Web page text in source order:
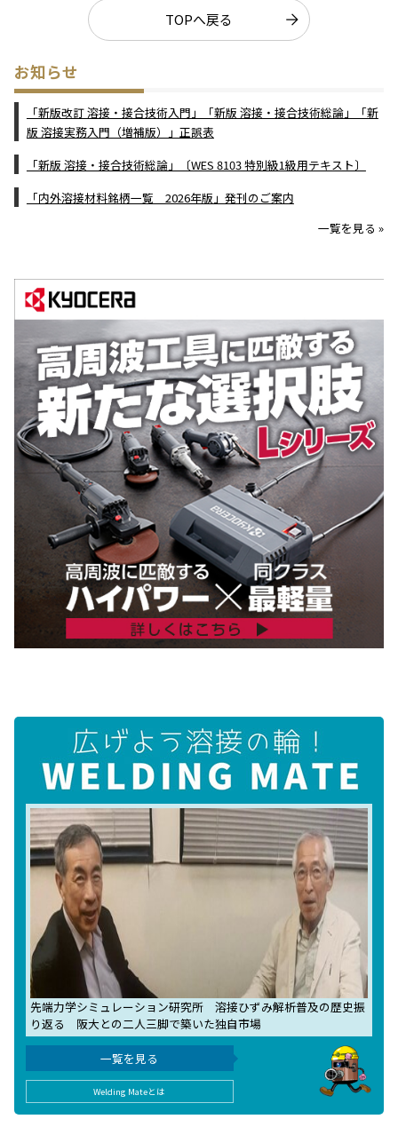
TOPへ戻る
お知らせ
「新版改訂 溶接・接合技術入門」「新版 溶接・接合技術総論」「新
版 溶接実務入門（増補版）」正誤表
「新版 溶接・接合技術総論」〔WES 8103 特別級1級用テキスト〕
「内外溶接材料銘柄一覧 2026年版」発刊のご案内
一覧を見る »
先端力学シミュレーション研究所 溶接ひずみ解析普及の歴史振
り返る 阪大との二人三脚で築いた独自市場
一覧を見る
Welding Mateとは